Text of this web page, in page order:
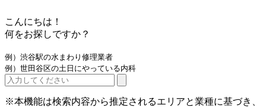
こんにちは！
何をお探しですか？
例）渋谷駅の水まわり修理業者
例）世田谷区の土日にやっている内科
※本機能は検索内容から推定されるエリアと業種に基づき、